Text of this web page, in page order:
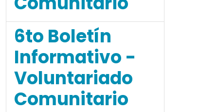
6to Boletín
Informativo -
Voluntariado
Comunitario